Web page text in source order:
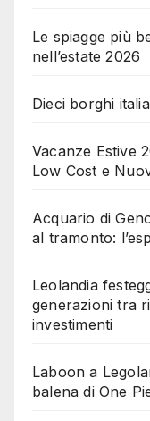
Le spiagge più
nell’estate 2026
Dieci borghi
Vacanze Estive
Low Cost e
Acquario di
al tramonto:
Leolandia
generazioni tra
investimenti
Laboon a
balena di One